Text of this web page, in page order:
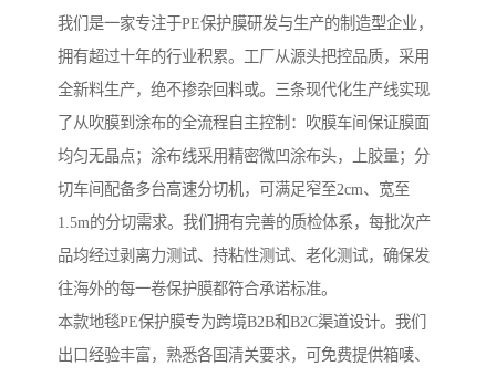
我们是一家专注于PE保护膜研发与生产的制造型企业，
拥有超过十年的行业积累。工厂从源头把控品质，采用
全新料生产，绝不掺杂回料或。三条现代化生产线实现
了从吹膜到涂布的全流程自主控制：吹膜车间保证膜面
均匀无晶点；涂布线采用精密微凹涂布头，上胶量；分
切车间配备多台高速分切机，可满足窄至2cm、宽至
1.5m的分切需求。我们拥有完善的质检体系，每批次产
品均经过剥离力测试、持粘性测试、老化测试，确保发
往海外的每一卷保护膜都符合承诺标准。
本款地毯PE保护膜专为跨境B2B和B2C渠道设计。我们
出口经验丰富，熟悉各国清关要求，可免费提供箱唛、